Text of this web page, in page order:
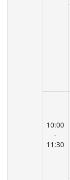
10:00
-
11:30